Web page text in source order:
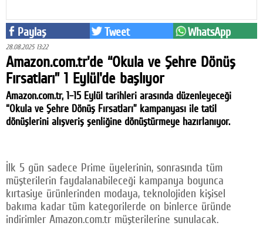
Künye
A24 SOSYAL MEDYA
Facebook
Twitter
© 2026 TÜM HAKLARI SAKLIDIR
Paylaş Tweet WhatsApp
28.08.2025 13:22
Amazon.com.tr'de “Okula ve Şehre Dönüş
Fırsatları” 1 Eylül'de başlıyor
Amazon.com.tr, 1–15 Eylül tarihleri arasında düzenleyeceği
“Okula ve Şehre Dönüş Fırsatları” kampanyası ile tatil
dönüşlerini alışveriş şenliğine dönüştürmeye hazırlanıyor.
İlk 5 gün sadece Prime üyelerinin, sonrasında tüm
müşterilerin faydalanabileceği kampanya boyunca
kırtasiye ürünlerinden modaya, teknolojiden kişisel
bakıma kadar tüm kategorilerde on binlerce üründe
indirimler Amazon.com.tr müşterilerine sunulacak.